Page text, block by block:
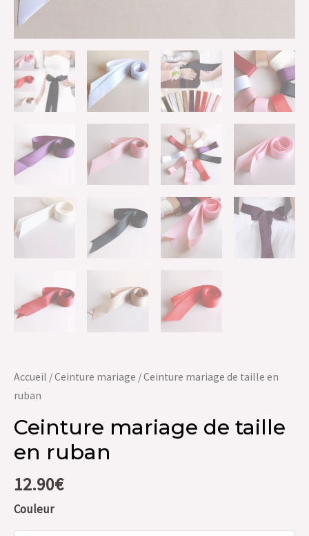
Accueil /Ceinture mariage / Ceinture mariage de taille en
ruban
Ceinture mariage de taille
en ruban
12.90€
Couleur